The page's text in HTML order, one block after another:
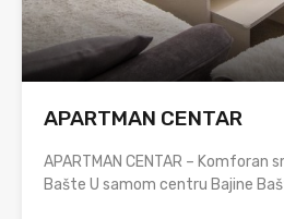
APARTMAN CENTAR
APARTMAN CENTAR – Komforan
Bašte U samom centru Bajine